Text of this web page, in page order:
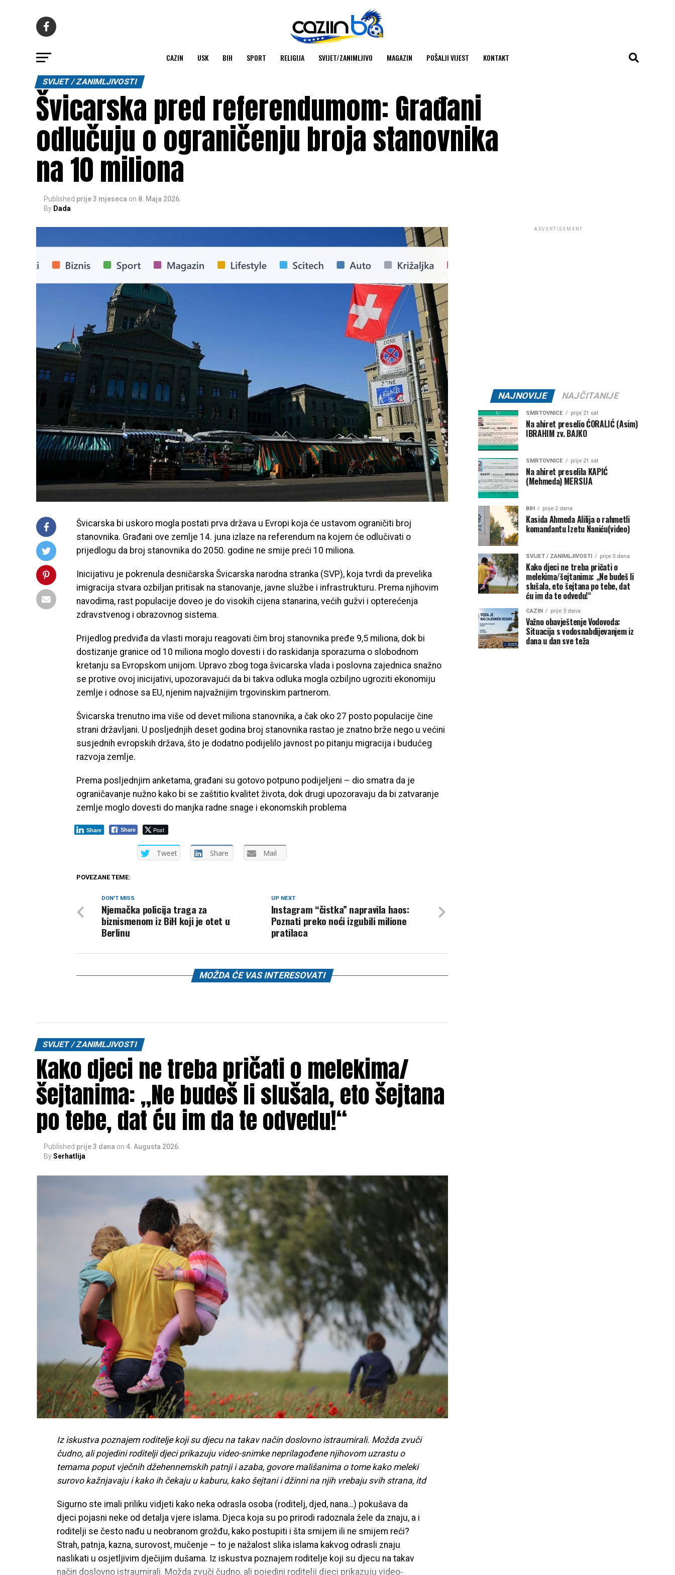
CAZIN USK BIH SPORT RELIGIJA SVIJET/ZANIMLJIVO MAGAZIN POŠALJI VIJEST KONTAKT
SVIJET / ZANIMLJIVOSTI
Švicarska pred referendumom: Građani
odlučuju o ograničenju broja stanovnika
na 10 miliona
Published prije 3 mjeseca on 8. Maja 2026.
By Dada
Švicarska bi uskoro mogla postati prva država u Evropi koja će ustavom ograničiti broj
stanovnika. Građani ove zemlje 14. juna izlaze na referendum na kojem će odlučivati o
prijedlogu da broj stanovnika do 2050. godine ne smije preći 10 miliona.
Inicijativu je pokrenula desničarska Švicarska narodna stranka (SVP), koja tvrdi da prevelika
imigracija stvara ozbiljan pritisak na stanovanje, javne službe i infrastrukturu. Prema njihovim
navodima, rast populacije doveo je do visokih cijena stanarina, većih gužvi i opterećenja
zdravstvenog i obrazovnog sistema.
Prijedlog predviđa da vlasti moraju reagovati čim broj stanovnika pređe 9,5 miliona, dok bi
dostizanje granice od 10 miliona moglo dovesti i do raskidanja sporazuma o slobodnom
kretanju sa Evropskom unijom. Upravo zbog toga švicarska vlada i poslovna zajednica snažno
se protive ovoj inicijativi, upozoravajući da bi takva odluka mogla ozbiljno ugroziti ekonomiju
zemlje i odnose sa EU, njenim najvažnijim trgovinskim partnerom.
Švicarska trenutno ima više od devet miliona stanovnika, a čak oko 27 posto populacije čine
strani državljani. U posljednjih deset godina broj stanovnika rastao je znatno brže nego u većini
susjednih evropskih država, što je dodatno podijelilo javnost po pitanju migracija i budućeg
razvoja zemlje.
Prema posljednjim anketama, građani su gotovo potpuno podijeljeni – dio smatra da je
ograničavanje nužno kako bi se zaštitio kvalitet života, dok drugi upozoravaju da bi zatvaranje
zemlje moglo dovesti do manjka radne snage i ekonomskih problema
Share Post
Share
Tweet Share Mail
POVEZANE TEME:
UP NEXT
Instagram “čistka” napravila haos:
Poznati preko noći izgubili milione
pratilaca
DON'T MISS
Njemačka policija traga za
biznismenom iz BiH koji je otet u
Berlinu
MOŽDA ĆE VAS INTERESOVATI
SVIJET / ZANIMLJIVOSTI
Kako djeci ne treba pričati o melekima/
šejtanima: „Ne budeš li slušala, eto šejtana
po tebe, dat ću im da te odvedu!“
Published prije 3 dana on 4. Augusta 2026.
BySerhatlija
Iz iskustva poznajem roditelje koji su djecu na takav način doslovno istraumirali. Možda zvuči
čudno, ali pojedini roditelji djeci prikazuju video-snimke neprilagođene njihovom uzrastu o
temama poput vječnih džehennemskih patnji i azaba, govore mališanima o tome kako meleki
surovo kažnjavaju i kako ih čekaju u kaburu, kako šejtani i džinni na njih vrebaju svih strana, itd
Sigurno ste imali priliku vidjeti kako neka odrasla osoba (roditelj, djed, nana…) pokušava da
djeci pojasni neke od detalja vjere islama. Djeca koja su po prirodi radoznala žele da znaju, a i
roditelji se često nađu u neobranom grožđu, kako postupiti i šta smijem ili ne smijem reći?
Strah, patnja, kazna, surovost, mučenje – to je nažalost slika islama kakvog odrasli znaju
naslikati u osjetljivim dječijim dušama. Iz iskustva poznajem roditelje koji su djecu na takav
način doslovno istraumirali. Možda zvuči čudno, ali pojedini roditelji djeci prikazuju video-
ADVERTISEMENT
NAJNOVIJE NAJČITANIJE
SMRTOVNICE prije 21 sat
Na ahiret preselio ĆORALIĆ (Asim)
IBRAHIM zv. BAJKO
SMRTOVNICE prije 21 sat
Na ahiret preselila KAPIĆ
(Mehmeda) MERSIJA
BIH prije 2 dana
Kasida Ahmeda Alilija o rahmetli
komandantu Izetu Naniću(video)
SVIJET / ZANIMLJIVOSTI prije 3 dana
Kako djeci ne treba pričati o
melekima/šejtanima: „Ne budeš li
slušala, eto šejtana po tebe, dat
ću im da te odvedu!“
CAZIN prije 3 dana
Važno obavještenje Vodovoda:
Situacija s vodosnabdijevanjem iz
dana u dan sve teža